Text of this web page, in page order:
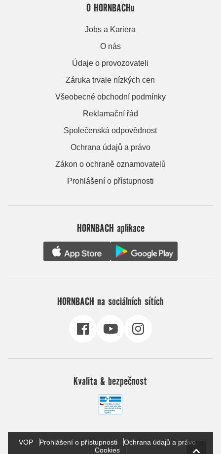
O HORNBACHu
Jobs a Kariera
O nás
Údaje o provozovateli
Záruka trvale nízkých cen
Všeobecné obchodní podmínky
Reklamační řád
Společenská odpovědnost
Ochrana údajů a právo
Zákon o ochraně oznamovatelů
Prohlášení o přístupnosti
HORNBACH aplikace
HORNBACH na sociálních sítích
Kvalita & bezpečnost
VOP Prohlášení o přístupnosti
Ochrana údajů a právo
Cookies